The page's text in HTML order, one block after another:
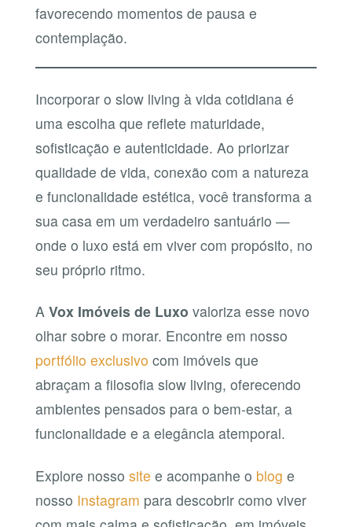
favorecendo momentos de pausa e
contemplação.
Incorporar o slow living à vida cotidiana é
uma escolha que reflete maturidade,
sofisticação e autenticidade. Ao priorizar
qualidade de vida, conexão com a natureza
e funcionalidade estética, você transforma a
sua casa em um verdadeiro santuário —
onde o luxo está em viver com propósito, no
seu próprio ritmo.
A Vox Imóveis de Luxo valoriza esse novo
olhar sobre o morar. Encontre em nosso
portfólio exclusivo com imóveis que
abraçam a filosofia slow living, oferecendo
ambientes pensados para o bem-estar, a
funcionalidade e a elegância atemporal.
Explore nosso site e acompanhe o blog e
nosso Instagram para descobrir como viver